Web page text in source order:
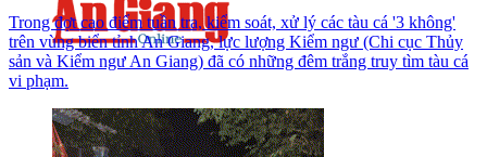
Trong đợt cao điểm tuần tra, kiểm soát, xử lý các tàu cá '3 không'
trên vùng biển tỉnh An Giang, lực lượng Kiểm ngư (Chi cục Thủy
sản và Kiểm ngư An Giang) đã có những đêm trắng truy tìm tàu cá
vi phạm.